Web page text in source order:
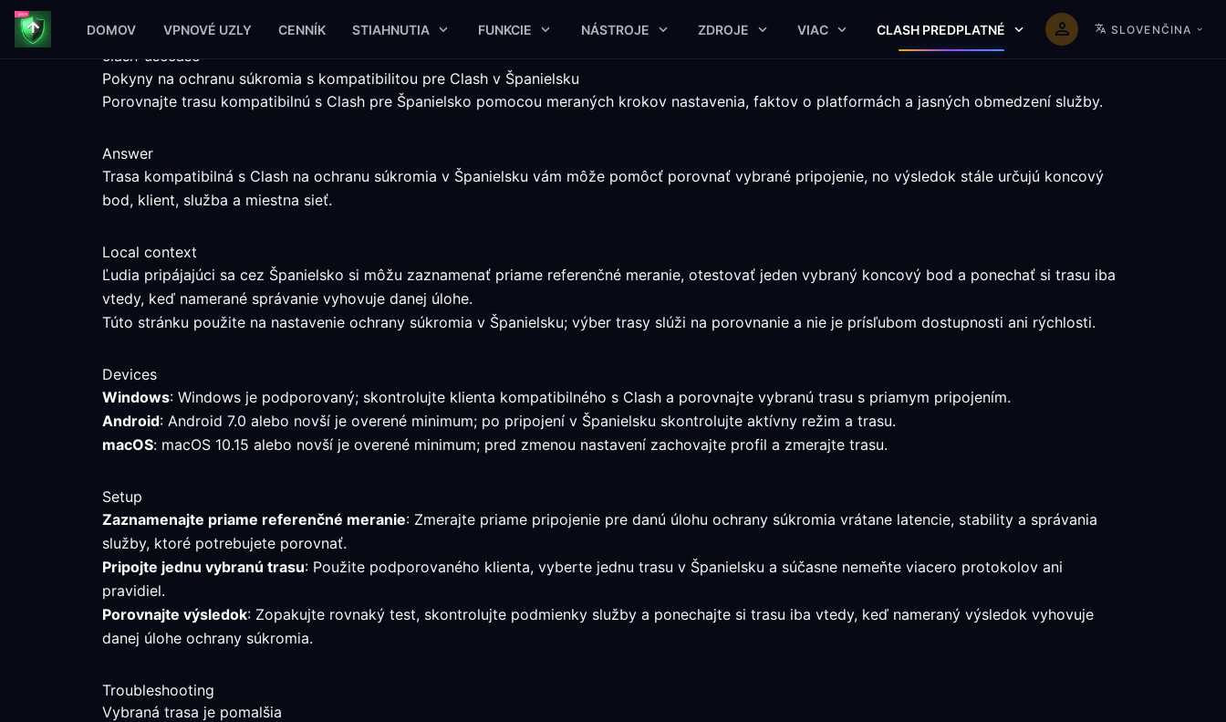
DOMOV VPNOVÉ UZLY CENNÍK STIAHNUTIA FUNKCIE NÁSTROJE ZDROJE VIAC CLASH PREDPLATNÉ SLOVENČINA
clash-usecase
Pokyny na ochranu súkromia s kompatibilitou pre Clash v Španielsku
Porovnajte trasu kompatibilnú s Clash pre Španielsko pomocou meraných krokov nastavenia, faktov o platformách a jasných obmedzení služby.
Answer
Trasa kompatibilná s Clash na ochranu súkromia v Španielsku vám môže pomôcť porovnať vybrané pripojenie, no výsledok stále určujú koncový
bod, klient, služba a miestna sieť.
Local context
Ľudia pripájajúci sa cez Španielsko si môžu zaznamenať priame referenčné meranie, otestovať jeden vybraný koncový bod a ponechať si trasu iba
vtedy, keď namerané správanie vyhovuje danej úlohe.
Túto stránku použite na nastavenie ochrany súkromia v Španielsku; výber trasy slúži na porovnanie a nie je prísľubom dostupnosti ani rýchlosti.
Devices
Windows: Windows je podporovaný; skontrolujte klienta kompatibilného s Clash a porovnajte vybranú trasu s priamym pripojením.
Android: Android 7.0 alebo novší je overené minimum; po pripojení v Španielsku skontrolujte aktívny režim a trasu.
macOS: macOS 10.15 alebo novší je overené minimum; pred zmenou nastavení zachovajte profil a zmerajte trasu.
Setup
Zaznamenajte priame referenčné meranie: Zmerajte priame pripojenie pre danú úlohu ochrany súkromia vrátane latencie, stability a správania
služby, ktoré potrebujete porovnať.
Pripojte jednu vybranú trasu: Použite podporovaného klienta, vyberte jednu trasu v Španielsku a súčasne nemeňte viacero protokolov ani
pravidiel.
Porovnajte výsledok: Zopakujte rovnaký test, skontrolujte podmienky služby a ponechajte si trasu iba vtedy, keď nameraný výsledok vyhovuje
danej úlohe ochrany súkromia.
Troubleshooting
Vybraná trasa je pomalšia